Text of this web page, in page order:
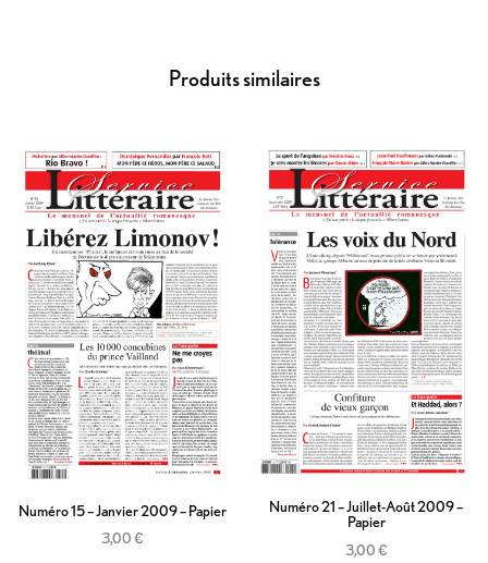
Produits similaires
Numéro 15 – Janvier 2009 – Papier
3,00€
Numéro 21 – Juillet-Août 2009 –
Papier
3,00€